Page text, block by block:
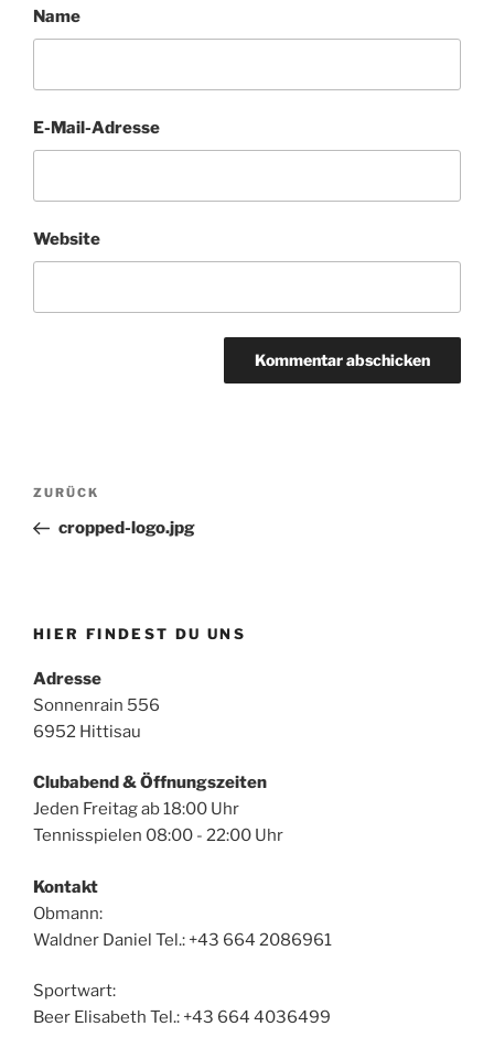
Name
E-Mail-Adresse
Website
Beitragsnavigation
Vorheriger
Beitrag
ZURÜCK
cropped-logo.jpg
HIER FINDEST DU UNS
Adresse
Sonnenrain 556
6952 Hittisau
Clubabend & Öffnungszeiten
Jeden Freitag ab 18:00 Uhr
Tennisspielen 08:00 - 22:00 Uhr
Kontakt
Obmann:
Waldner Daniel Tel.: +43 664 2086961
Sportwart:
Beer Elisabeth Tel.: +43 664 4036499